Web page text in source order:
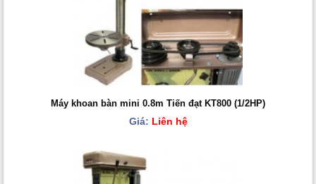
Máy khoan bàn mini 0.8m Tiến đạt KT800 (1/2HP)
Giá: Liên hệ